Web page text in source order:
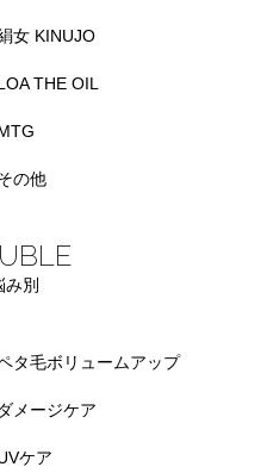
女 KINUJO
THE OIL
の他
み別
タ毛ボリュームアップ
ダメージケア
ケア